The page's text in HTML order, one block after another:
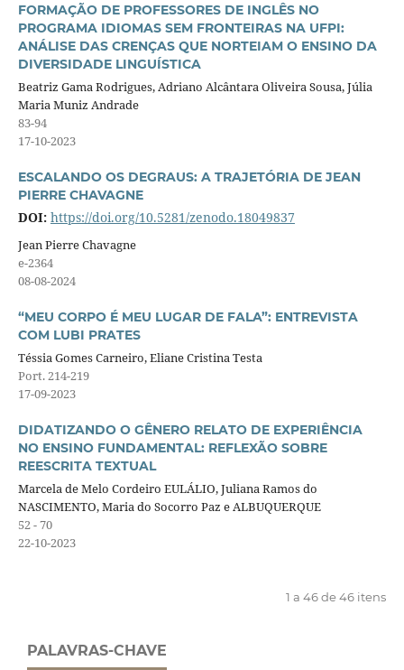
FORMAÇÃO DE PROFESSORES DE INGLÊS NO
PROGRAMA IDIOMAS SEM FRONTEIRAS NA UFPI:
ANÁLISE DAS CRENÇAS QUE NORTEIAM O ENSINO DA
DIVERSIDADE LINGUÍSTICA
Beatriz Gama Rodrigues, Adriano Alcântara Oliveira Sousa, Júlia
Maria Muniz Andrade
83-94
17-10-2023
ESCALANDO OS DEGRAUS: A TRAJETÓRIA DE JEAN
PIERRE CHAVAGNE
DOI: https://doi.org/10.5281/zenodo.18049837
Jean Pierre Chavagne
e-2364
08-08-2024
“MEU CORPO É MEU LUGAR DE FALA”: ENTREVISTA
COM LUBI PRATES
Téssia Gomes Carneiro, Eliane Cristina Testa
Port. 214-219
17-09-2023
DIDATIZANDO O GÊNERO RELATO DE EXPERIÊNCIA
NO ENSINO FUNDAMENTAL: REFLEXÃO SOBRE
REESCRITA TEXTUAL
Marcela de Melo Cordeiro EULÁLIO, Juliana Ramos do
NASCIMENTO, Maria do Socorro Paz e ALBUQUERQUE
52 - 70
22-10-2023
1 a 46 de 46 itens
PALAVRAS-CHAVE